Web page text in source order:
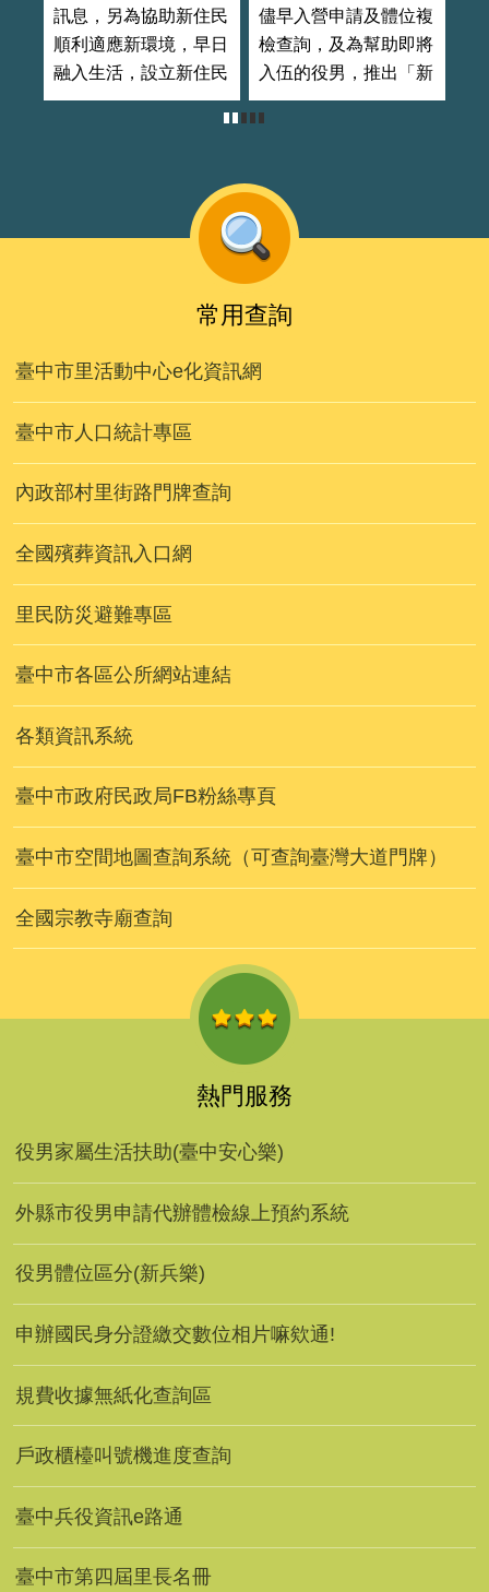
訊息，另為協助新住民
順利適應新環境，早日
融入生活，設立新住民
藝文中心
儘早入營申請及體位複
檢查詢，及為幫助即將
入伍的役男，推出「新
兵樂」兵役體位查詢系
統。
常用查詢
臺中市里活動中心e化資訊網
臺中市人口統計專區
內政部村里街路門牌查詢
全國殯葬資訊入口網
里民防災避難專區
臺中市各區公所網站連結
各類資訊系統
臺中市政府民政局FB粉絲專頁
臺中市空間地圖查詢系統（可查詢臺灣大道門牌）
全國宗教寺廟查詢
熱門服務
役男家屬生活扶助(臺中安心樂)
外縣市役男申請代辦體檢線上預約系統
役男體位區分(新兵樂)
申辦國民身分證繳交數位相片嘛欸通!
規費收據無紙化查詢區
戶政櫃檯叫號機進度查詢
臺中兵役資訊e路通
臺中市第四屆里長名冊